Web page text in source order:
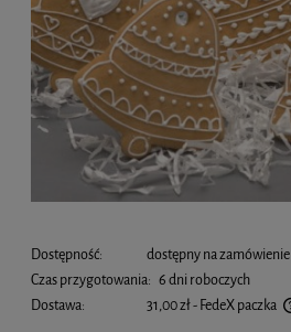
Dostępność:
dostępny na zamówienie
Czas przygotowania: 6 dni roboczych
Dostawa:
31,00 zł- FedeX paczka